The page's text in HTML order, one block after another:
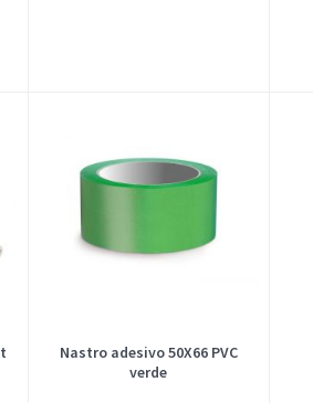
Nastro adesivo 50X66 PVC
verde